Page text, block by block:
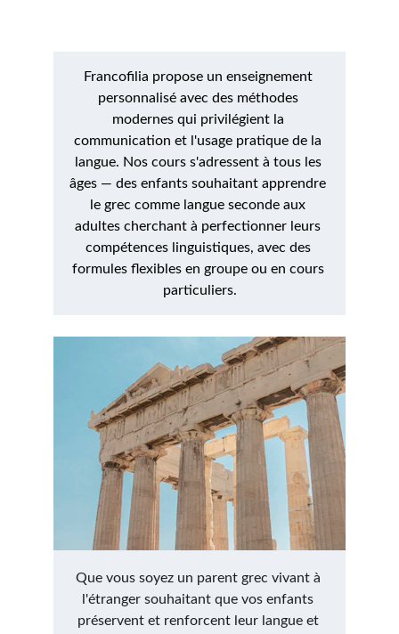
Que vous soyez un parent grec vivant à
l'étranger souhaitant que vos enfants
préservent et renforcent leur langue et
Francofilia propose un enseignement
personnalisé avec des méthodes
modernes qui privilégient la
communication et l'usage pratique de la
langue. Nos cours s'adressent à tous les
âges — des enfants souhaitant apprendre
le grec comme langue seconde aux
adultes cherchant à perfectionner leurs
compétences linguistiques, avec des
formules flexibles en groupe ou en cours
particuliers.